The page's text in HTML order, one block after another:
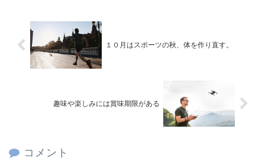
１０月はスポーツの秋、体を作り直す。
趣味や楽しみには賞味期限がある
コメント